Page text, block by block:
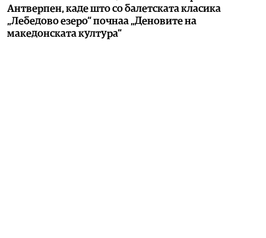
Антверпен, каде што со балетската класика
„Лебедово езеро“ почнаа „Деновите на
македонската култура“